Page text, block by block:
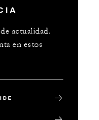
actualidad.
en estos